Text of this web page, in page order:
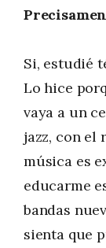
Si, estudié
Lo hice
vaya a un
jazz, con el
música es
educarme
bandas
sienta que